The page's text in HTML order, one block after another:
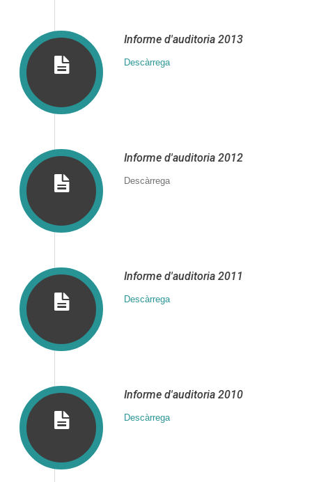
Informe d′auditoria 2013
Descàrrega
Informe d′auditoria 2012
Descàrrega
Informe d′auditoria 2011
Descàrrega
Informe d′auditoria 2010
Descàrrega